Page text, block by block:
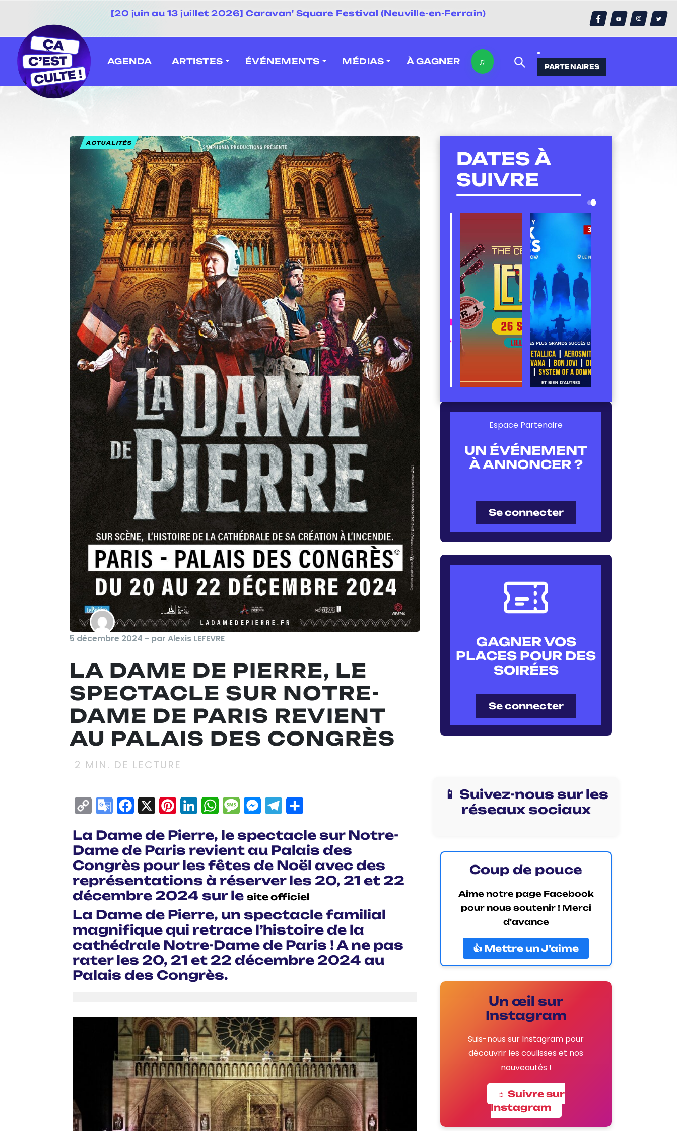
[20 juin au 13 juillet 2026] Caravan' Square Festival (Neuville-en-Ferrain)
AGENDA ARTISTES ÉVÉNEMENTS MÉDIAS À GAGNER ♫ PARTENAIRES
ACTUALITÉS
5 décembre 2024 - par Alexis LEFEVRE
LA DAME DE PIERRE, LE
SPECTACLE SUR NOTRE-
DAME DE PARIS REVIENT
AU PALAIS DES CONGRÈS
2 MIN. DE LECTURE
Copy GoogleFacebook
X Pinterest
LinkedInWhatsApp
MessageMessenger
Telegram
La Dame de Pierre, le spectacle sur Notre-
Dame de Paris revient au Palais des
Congrès pour les fêtes de Noël avec des
représentations à réserver les 20, 21 et 22
décembre 2024 sur le site officiel
La Dame de Pierre, un spectacle familial
magnifique qui retrace l’histoire de la
cathédrale Notre-Dame de Paris ! A ne pas
rater les 20, 21 et 22 décembre 2024 au
Palais des Congrès.
DATES À
SUIVRE
Espace Partenaire
UN ÉVÉNEMENT
À ANNONCER ?
Se connecter
GAGNER VOS
PLACES POUR DES
SOIRÉES
Se connecter
📱 Suivez-nous sur les
réseaux sociaux
Coup de pouce
Aime notre page Facebook
pour nous soutenir ! Merci
d'avance
👍 Mettre un J’aime
Un œil sur
Instagram
Suis-nous sur Instagram pour
découvrir les coulisses et nos
nouveautés !
☼ Suivre sur
Instagram